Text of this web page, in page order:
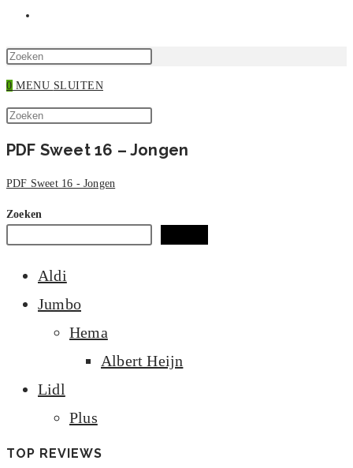
ZOEKEN
zoekpaneel
0 MENU SLUITEN
Zoek
deze
Escape
PDF Sweet 16 – Jongen
PDF Sweet 16 - Jongen
Zoeken
Aldi
Jumbo
Hema
Albert Heijn
Lidl
Plus
TOP REVIEWS